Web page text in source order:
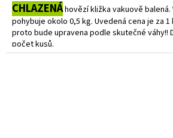
CHLAZENÁhovězí kližka vakuově balená.
pohybuje okolo 0,5 kg. Uvedená cena je za
proto bude upravena podle skutečné váhy!!
počet kusů.